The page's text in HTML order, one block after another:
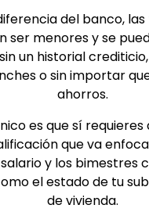
del banco, las
ser menores y se
sin un historial
o sin importar
ahorros.
es que sí requieres
que va
y los bimestres
el estado de tu
de vivienda.